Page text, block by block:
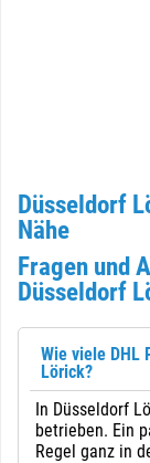
Düsseldorf
Nähe
Fragen und
Düsseldorf
Wie viele DHL
Lörick?
In Düsseldorf
betrieben. Ein
Regel ganz in